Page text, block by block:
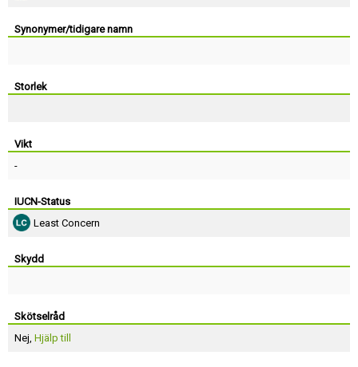
Synonymer/tidigare namn
Storlek
Vikt
-
IUCN-Status
Least Concern
Skydd
Skötselråd
Nej, Hjälp till